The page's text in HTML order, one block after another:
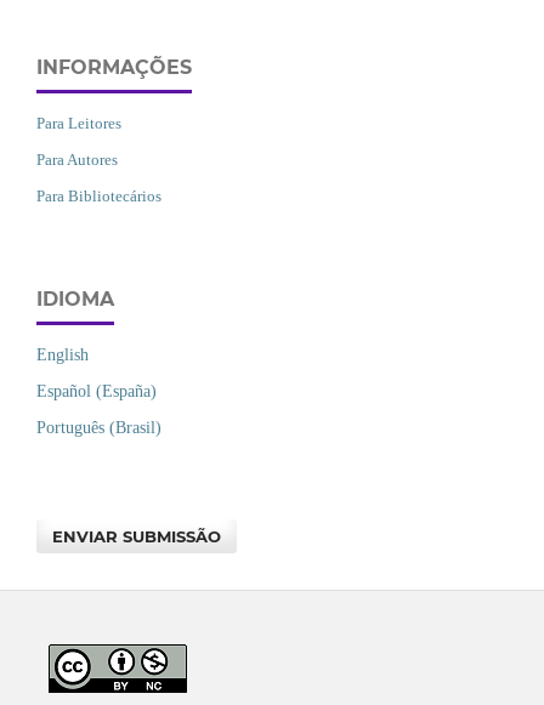
INFORMAÇÕES
Para Leitores
Para Autores
Para Bibliotecários
IDIOMA
English
Español (España)
Português (Brasil)
ENVIAR SUBMISSÃO